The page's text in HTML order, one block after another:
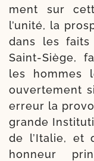
ment sur
l’unité, la
dans les
Saint-​Siège,
les hommes
ouver­te­ment
erreur la
grande
de l’Italie, et
hon­neur